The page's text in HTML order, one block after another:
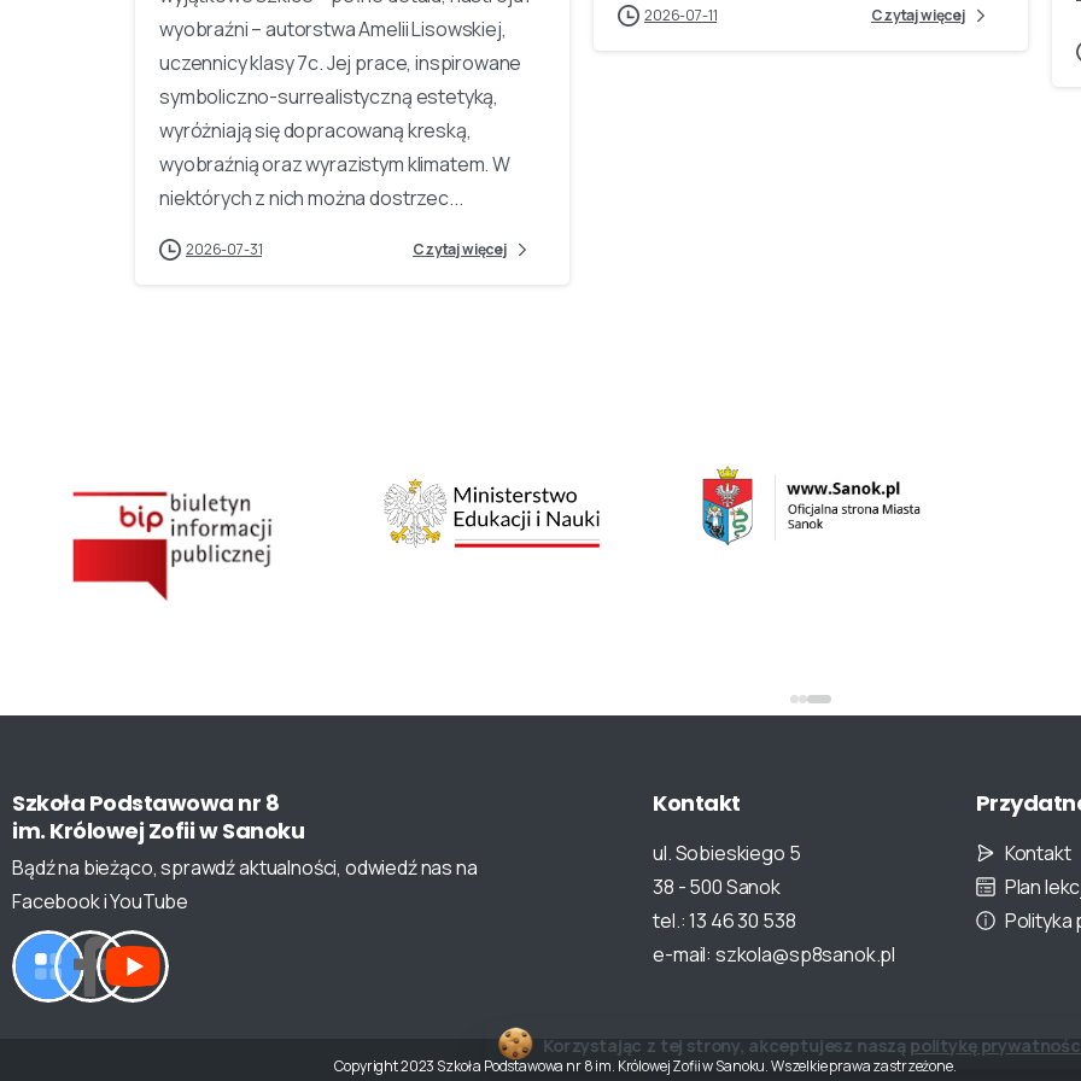
wyobraźni – autorstwa Amelii Lisowskiej,
uczennicy klasy 7c. Jej prace, inspirowane
symboliczno-surrealistyczną estetyką,
wyróżniają się dopracowaną kreską,
wyobraźnią oraz wyrazistym klimatem. W
niektórych z nich można dostrzec...
2026-07-31 Czytaj więcej
2026-07-11 Czytaj więcej
Szkoła Podstawowa nr 8
im. KrólowejZofiiwSanoku
Bądź na bieżąco, sprawdź aktualności, odwiedź nas na
Facebook i YouTube
Kontakt
ul. Sobieskiego 5
38 - 500 Sanok
tel.: 13 46 30 538
e-mail: szkola@sp8sanok.pl
Kontakt
Plan
Polityka
Copyright 2023 Szkoła Podstawowa nr 8 im. Królowej Zofii w Sanoku. Wszelkie prawa zastrzeżone.
Korzystając z tej strony, akceptujesz naszą politykę